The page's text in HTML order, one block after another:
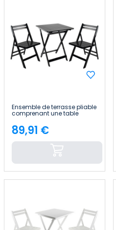
Ensemble de terrasse pliable
comprenant une table
carrée et deux chaises «
Biano » en bambou 7house
Price
89,91 €